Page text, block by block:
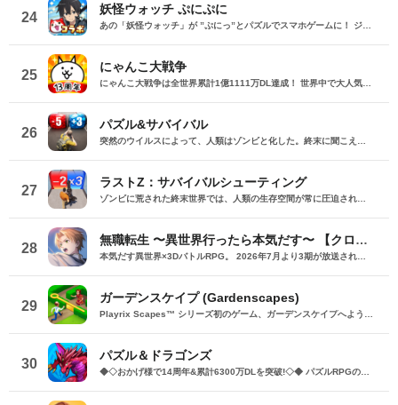
24
妖怪ウォッチ ぷにぷに
25
にゃんこ大戦争
26
パズル&サバイバル
27
ラストZ：サバイバルシューティング
28
無職転生 〜異世界行ったら本気だす〜 【クロエコ】
29
ガーデンスケイプ (Gardenscapes)
30
パズル＆ドラゴンズ